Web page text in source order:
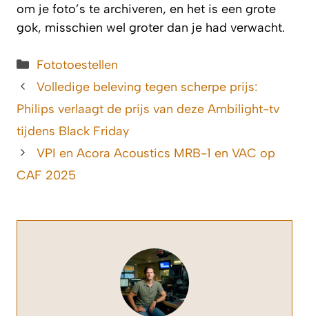
om je foto’s te archiveren, en het is een grote
gok, misschien wel groter dan je had verwacht.
Categorieën
Fototoestellen
Volledige beleving tegen scherpe prijs:
Philips verlaagt de prijs van deze Ambilight-tv
tijdens Black Friday
VPI en Acora Acoustics MRB-1 en VAC op
CAF 2025